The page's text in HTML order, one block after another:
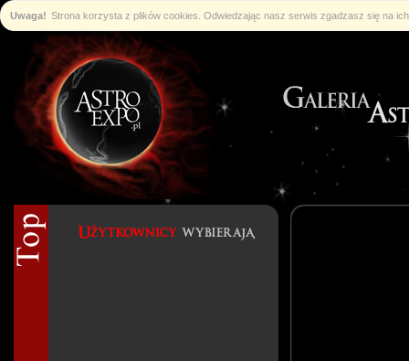
Uwaga! Strona korzysta z plików cookies. Odwiedzając nasz serwis zgadzasz się na